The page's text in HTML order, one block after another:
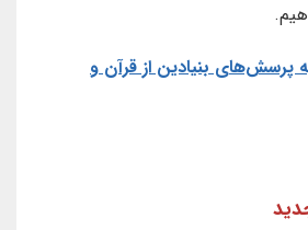
پرسش‌های بنیادین از قرآن و